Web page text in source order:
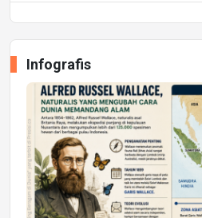
Peluang Kerja
Jumat, 17 Jul 2026
DAERAH
Astra Motor
Mahasiswa
Honda SDGs
Jumat, 10 Jul 2026
Infografis